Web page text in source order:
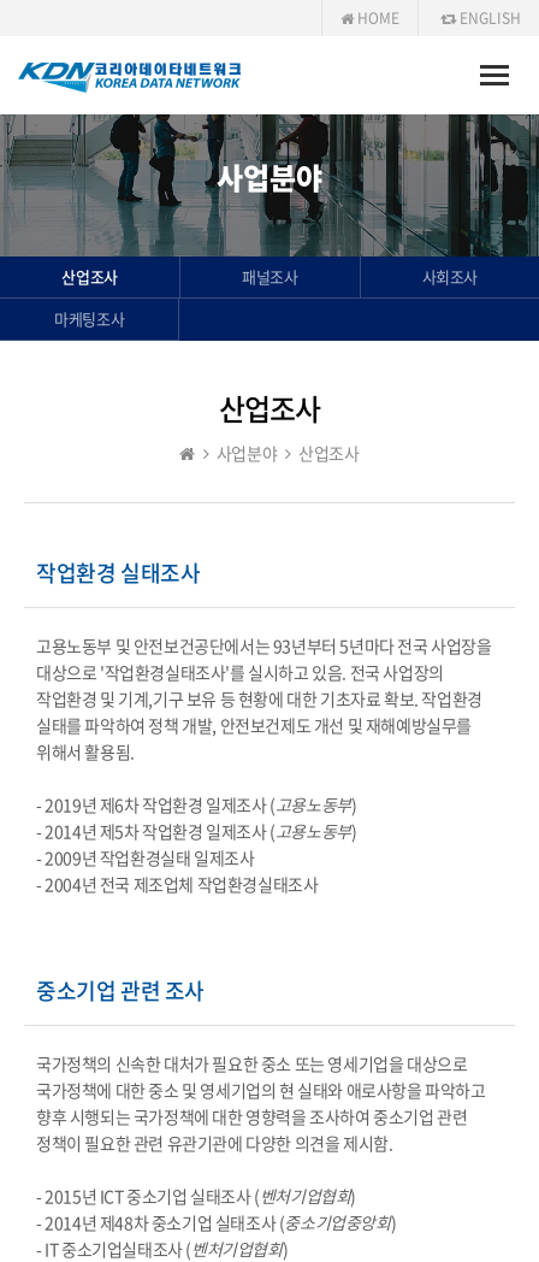
HOME ENGLISH
Toggle
사업분야
산업조사 패널조사
사회조사
마케팅조사
산업조사
사업분야 산업조사
작업환경 실태조사
고용노동부 및 안전보건공단에서는 93년부터 5년마다 전국 사업장을
대상으로 '작업환경실태조사'를 실시하고 있음. 전국 사업장의
작업환경 및 기계,기구 보유 등 현황에 대한 기초자료 확보. 작업환경
실태를 파악하여 정책 개발, 안전보건제도 개선 및 재해예방실무를
위해서 활용됨.
- 2019년 제6차 작업환경 일제조사 (고용노동부)
- 2014년 제5차 작업환경 일제조사 (고용노동부)
- 2009년 작업환경실태 일제조사
- 2004년 전국 제조업체 작업환경실태조사
중소기업 관련 조사
국가정책의 신속한 대처가 필요한 중소 또는 영세기업을 대상으로
국가정책에 대한 중소 및 영세기업의 현 실태와 애로사항을 파악하고
향후 시행되는 국가정책에 대한 영향력을 조사하여 중소기업 관련
정책이 필요한 관련 유관기관에 다양한 의견을 제시함.
- 2015년 ICT 중소기업 실태조사 (벤처기업협회)
- 2014년 제48차 중소기업 실태조사 (중소기업중앙회)
- IT 중소기업실태조사 (벤처기업협회)